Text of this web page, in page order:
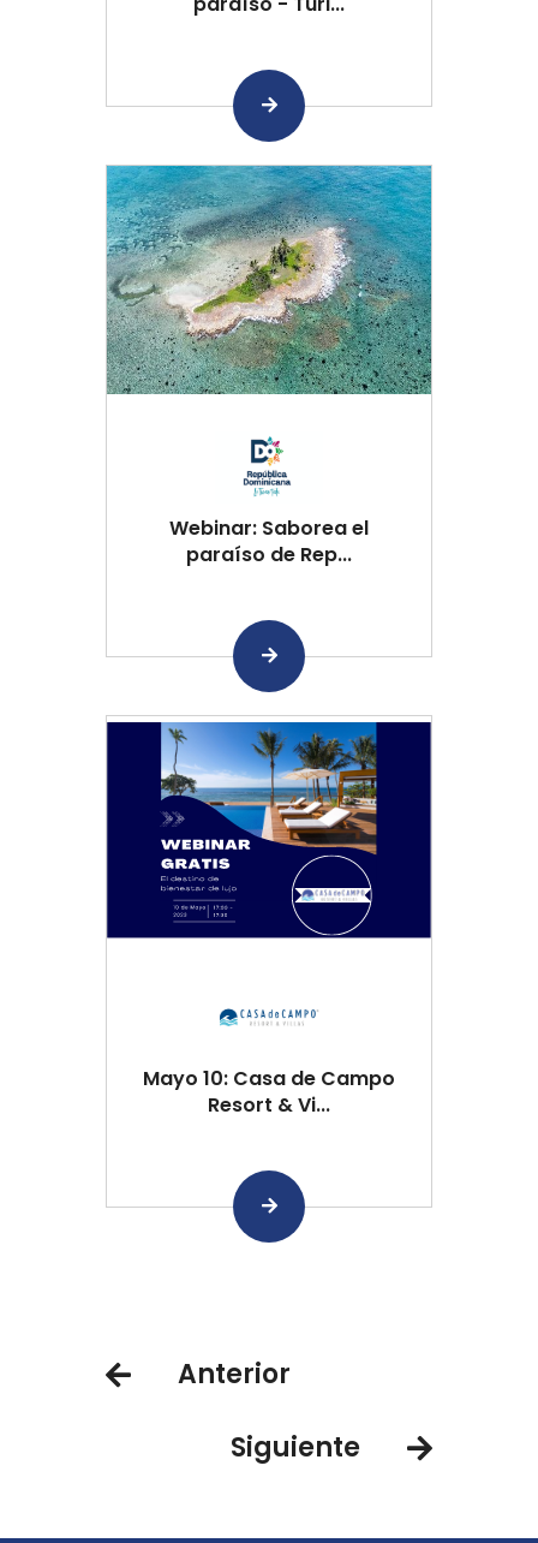
Webinar: Saborea el
paraíso de Rep...
Mayo 10: Casa de Campo
Resort & Vi...
Anterior
Siguiente